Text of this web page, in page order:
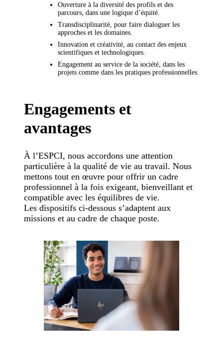
Ouverture à la diversité des profils et des
parcours, dans une logique d’équité.
Transdisciplinarité, pour faire dialoguer les
approches et les domaines.
Innovation et créativité, au contact des enjeux
scientifiques et technologiques.
Engagement au service de la société, dans les
projets comme dans les pratiques professionnelles.
Engagements et
avantages
À l’ESPCI, nous accordons une attention
particulière à la qualité de vie au travail. Nous
mettons tout en œuvre pour offrir un cadre
professionnel à la fois exigeant, bienveillant et
compatible avec les équilibres de vie.
Les dispositifs ci-dessous s’adaptent aux
missions et au cadre de chaque poste.